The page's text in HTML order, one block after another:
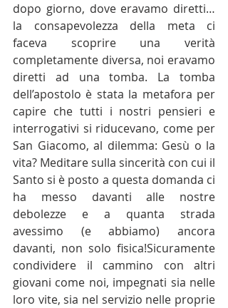
dopo giorno, dove eravamo diretti…
la consapevolezza della meta ci
faceva scoprire una verità
completamente diversa, noi eravamo
diretti ad una tomba. La tomba
dell’apostolo è stata la metafora per
capire che tutti i nostri pensieri e
interrogativi si riducevano, come per
San Giacomo, al dilemma: Gesù o la
vita? Meditare sulla sincerità con cui il
Santo si è posto a questa domanda ci
ha messo davanti alle nostre
debolezze e a quanta strada
avessimo (e abbiamo) ancora
davanti, non solo fisica!Sicuramente
condividere il cammino con altri
giovani come noi, impegnati sia nelle
loro vite, sia nel servizio nelle proprie